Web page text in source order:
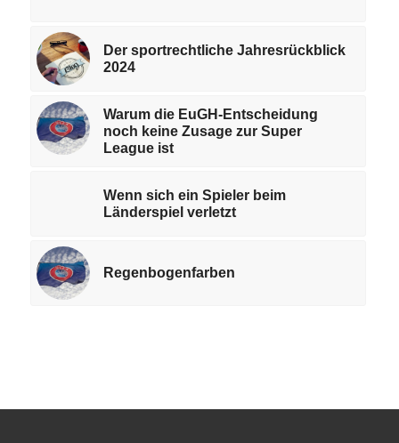
Der sportrechtliche Jahresrückblick
2024
Warum die EuGH-Entscheidung
noch keine Zusage zur Super
League ist
Wenn sich ein Spieler beim
Länderspiel verletzt
Regenbogenfarben